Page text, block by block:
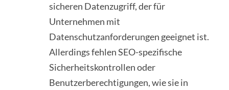
sicheren Datenzugriff, der für
Unternehmen mit
Datenschutzanforderungen geeignet ist.
Allerdings fehlen SEO-spezifische
Sicherheitskontrollen oder
Benutzerberechtigungen, wie sie in